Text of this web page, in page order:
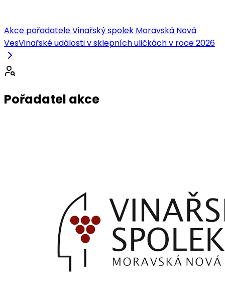
Akce pořadatele Vinařský spolek Moravská Nová
VesVinařské události v sklepních uličkách v roce 2026
Pořadatel akce